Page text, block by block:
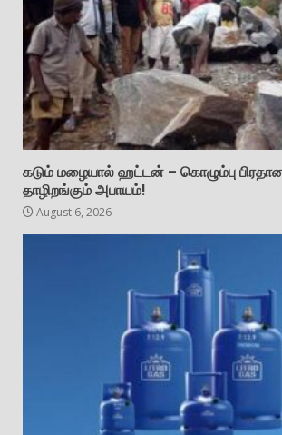
கடும் மழையால் ஹட்டன் – கொழும்பு
தாழிறங்கும் அபாயம்!
August 6, 2026